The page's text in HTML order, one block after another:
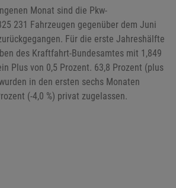
Monat sind die Pkw-
231 Fahrzeugen gegenüber dem Juni
Für die erste Jahreshälfte
des Kraftfahrt-Bundesamtes mit 1,849
Plus von 0,5 Prozent. 63,8 Prozent (plus
in den ersten sechs Monaten
(-4,0 %) privat zugelassen.